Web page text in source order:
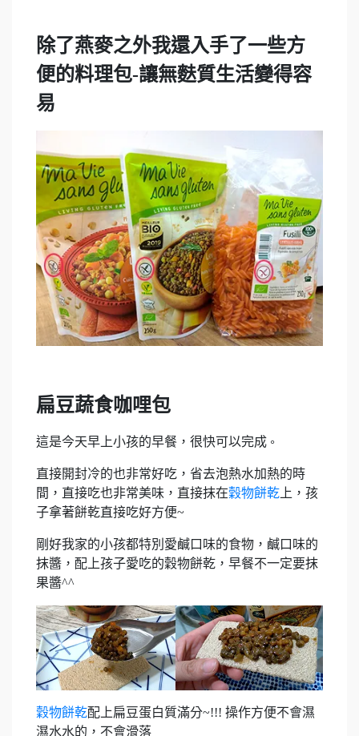
除了燕麥之外我還入手了一些方
便的料理包-讓無麩質生活變得容
易
扁豆蔬食咖哩包
這是今天早上小孩的早餐，很快可以完成 。
直接開封冷的也非常好吃，省去泡熱水加熱的時
間，直接吃也非常美味，直接抹在穀物餅乾 上，孩
子拿著餅乾直接吃好方便~
剛好我家的小孩都特別愛鹹口味的食物，鹹口味的
抹醬，配上孩子愛吃的穀物餅乾，早餐不一定要抹
果醬^^
穀物餅乾配上扁豆蛋白質滿分~!!! 操作方便不會濕
濕水水的，不會滑落